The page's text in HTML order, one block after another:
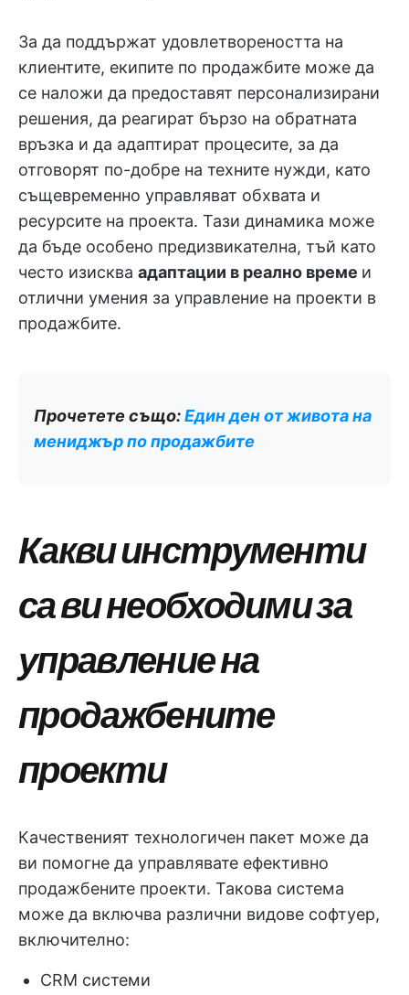
За да поддържат удовлетвореността на
клиентите, екипите по продажбите може да
се наложи да предоставят персонализирани
решения, да реагират бързо на обратната
връзка и да адаптират процесите, за да
отговорят по-добре на техните нужди, като
същевременно управляват обхвата и
ресурсите на проекта. Тази динамика може
да бъде особено предизвикателна, тъй като
често изисква адаптации в реално време и
отлични умения за управление на проекти в
продажбите.
Прочетете също:Един ден от живота на
мениджър по продажбите
Какви инструменти
са ви необходими за
управление на
продажбените
проекти
Качественият технологичен пакет може да
ви помогне да управлявате ефективно
продажбените проекти. Такова система
може да включва различни видове софтуер,
включително:
CRM системи